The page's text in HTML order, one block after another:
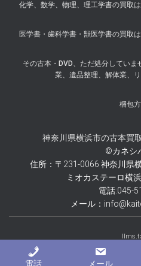
化学、数学、物理、理工学書の買取
医学書・歯科学書・獣医学書の買取
その古本・DVD、ただ処分してい
業、遺品整理、解体業、
梱包
神奈川県横浜市の古本買
©カネシ
住所：〒231-0066 神奈川県
ミオカステーロ横
電話:045-
メール：
電話 メール